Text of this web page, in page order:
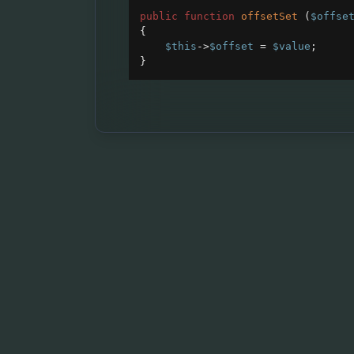
public function offsetSet ( $offset
{
$this ->$offset = $value ;
}